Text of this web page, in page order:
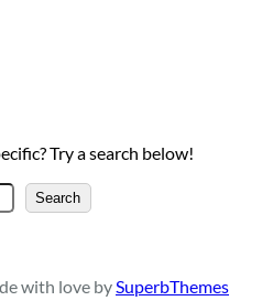
Try a search below!
e
c
Search
with love bySuperbThemes